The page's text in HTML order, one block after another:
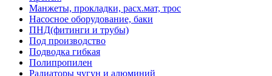
Манжеты, прокладки, расх.мат, трос
Насосное оборудование, баки
ПНД(фитинги и трубы)
Под производство
Подводка гибкая
Полипропилен
Радиаторы чугун и алюминий